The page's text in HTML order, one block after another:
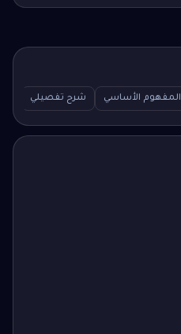
المفهوم الأساسي شرح تفصيلي